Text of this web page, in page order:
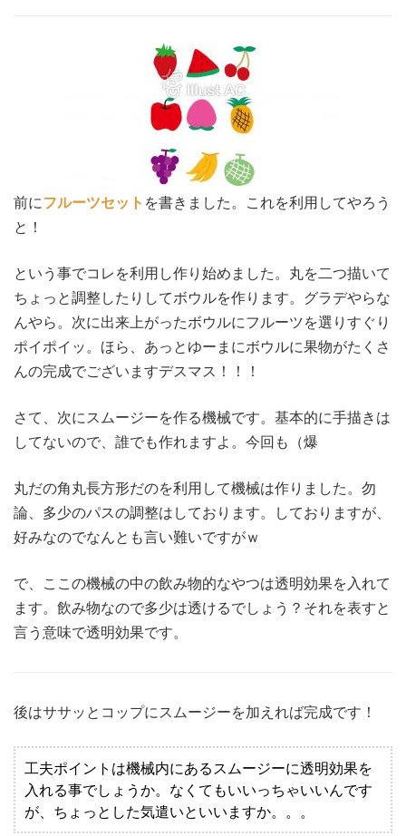
前にフルーツセット を書きました。これを利用してやろう
と！
という事でコレを利用し作り始めました。丸を二つ描いて
ちょっと調整したりしてボウルを作ります。グラデやらな
んやら。次に出来上がったボウルにフルーツを選りすぐり
ポイポイッ。ほら、あっとゆーまにボウルに果物がたくさ
んの完成でございますデスマス！！！
さて、次にスムージーを作る機械です。基本的に手描きは
してないので、誰でも作れますよ。今回も（爆
丸だの角丸長方形だのを利用して機械は作りました。勿
論、多少のパスの調整はしております。しておりますが、
好みなのでなんとも言い難いですがｗ
で、ここの機械の中の飲み物的なやつは透明効果を入れて
ます。飲み物なので多少は透けるでしょう？それを表すと
言う意味で透明効果です。
後はササッとコップにスムージーを加えれば完成です！
工夫ポイントは機械内にあるスムージーに透明効果を
入れる事でしょうか。なくてもいいっちゃいいんです
が、ちょっとした気遣いといいますか。。。